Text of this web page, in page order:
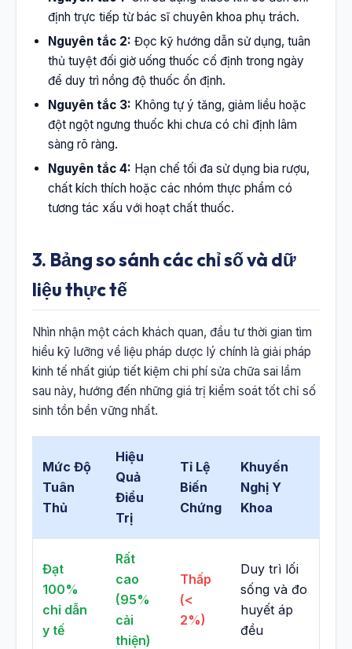
định trực tiếp từ bác sĩ chuyên khoa phụ trách.
Nguyên tắc 2: Đọc kỹ hướng dẫn sử dụng, tuân
thủ tuyệt đối giờ uống thuốc cố định trong ngày
để duy trì nồng độ thuốc ổn định.
Nguyên tắc 3: Không tự ý tăng, giảm liều hoặc
đột ngột ngưng thuốc khi chưa có chỉ định lâm
sàng rõ ràng.
Nguyên tắc 4: Hạn chế tối đa sử dụng bia rượu,
chất kích thích hoặc các nhóm thực phẩm có
tương tác xấu với hoạt chất thuốc.
3. Bảng so sánh các chỉ số và dữ
liệu thực tế
Nhìn nhận một cách khách quan, đầu tư thời gian tìm
hiểu kỹ lưỡng về liệu pháp dược lý chính là giải pháp
kinh tế nhất giúp tiết kiệm chi phí sửa chữa sai lầm
sau này, hướng đến những giá trị kiểm soát tốt chỉ số
sinh tồn bền vững nhất.
Mức Độ
Tuân
Thủ
Hiệu
Quả
Điều
Trị
Tỉ Lệ
Biến
Chứng
Khuyến
Nghị Y
Khoa
Đạt
100%
chỉ dẫn
y tế
Rất
cao
(95%
cải
thiện)
Thấp
(<
2%)
Duy trì lối
sống và đo
huyết áp
đều